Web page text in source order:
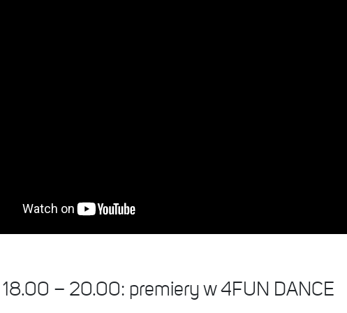
18.00 – 20.00: premiery w 4FUN DANCE